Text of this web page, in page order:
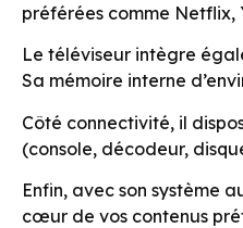
préférées comme Netflix,
Le téléviseur intègre
Sa mémoire interne
Côté connectivité, il
(console, décodeur,
Enfin, avec son système
cœur de vos contenus